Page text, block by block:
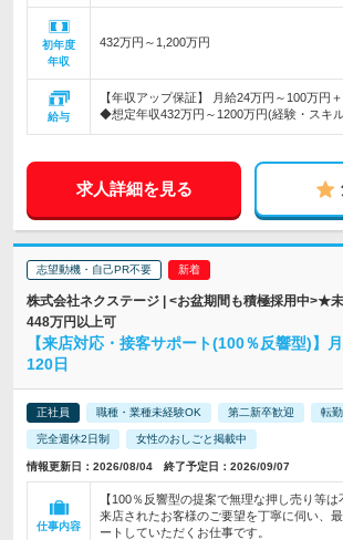
初年度
年収
432万円～1,200万円
給与
【年収アップ保証】 月給24万円～100万円
◆想定年収432万円～1200万円(経験・スキ
求人詳細を見る
志望動機・自己PR不要
株式会社ネクステージ | <お盆期間も積極採用中>★
448万円以上可
【来店対応・接客サポート(100％反響型)】
120日
正社員 職種・業種未経験OK 第二新卒歓迎 転勤
完全週休2日制 女性のおしごと掲載中
情報更新日：2026/08/04 終了予定日：2026/09/07
仕事内容
【100％反響型の提案で無理な押し売り等
来店されたお客様のご要望を丁寧に伺い、
ートしていただくお仕事です。